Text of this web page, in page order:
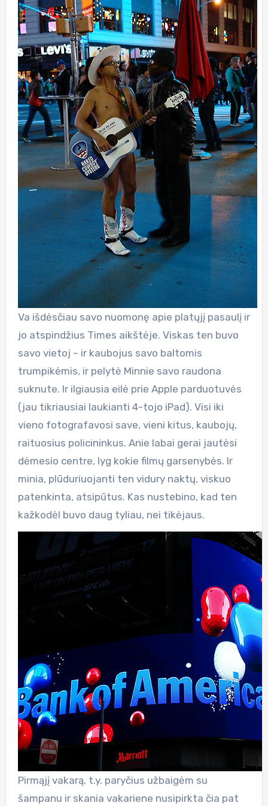
Va išdėsčiau savo nuomonę apie platųjį pasaulį ir
jo atspindžius Times aikštėje. Viskas ten buvo
savo vietoj – ir kaubojus savo baltomis
trumpikėmis, ir pelytė Minnie savo raudona
suknute. Ir ilgiausia eilė prie Apple parduotuvės
(jau tikriausiai laukianti 4-tojo iPad). Visi iki
vieno fotografavosi save, vieni kitus, kaubojų,
raituosius policininkus. Anie labai gerai jautėsi
dėmesio centre, lyg kokie filmų garsenybės. Ir
minia, plūduriuojanti ten vidury naktų, viskuo
patenkinta, atsipūtus. Kas nustebino, kad ten
kažkodėl buvo daug tyliau, nei tikėjaus.
Pirmąjį vakarą, t.y. paryčius užbaigėm su
šampanu ir skania vakariene nusipirkta čia pat